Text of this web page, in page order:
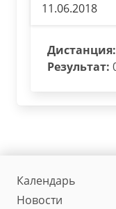
11.06.2018
Дистанция:
Результат:
Календарь
Новости